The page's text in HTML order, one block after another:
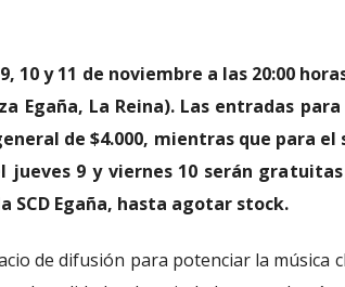
10 y 11 de noviembre a las 20:00
Egaña, La Reina). Las entradas
de $4.000, mientras que para el
jueves 9 y viernes 10 serán
SCD Egaña, hasta agotar stock.
de difusión para potenciar la música